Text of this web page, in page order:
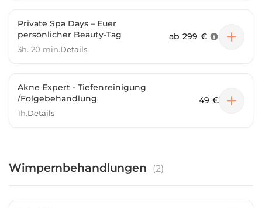
Private Spa Days – Euer
persönlicher Beauty-Tag
3h. 20 min.Details
ab 299 €
Akne Expert - Tiefenreinigung
/Folgebehandlung
1h.Details
49 €
Wimpernbehandlungen (2)